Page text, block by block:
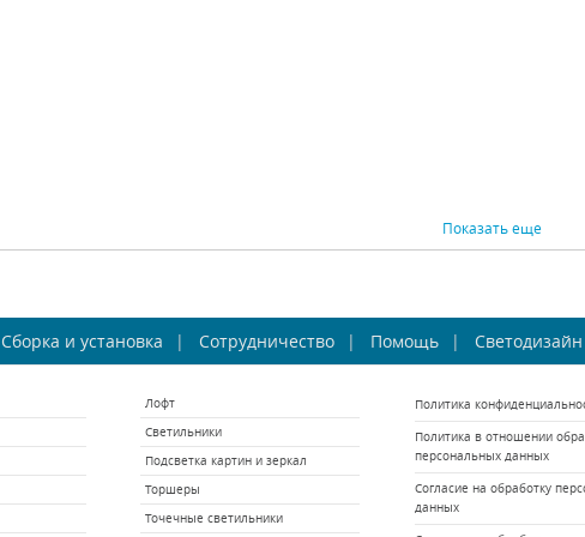
Люстра на штанге
Inodesign Kingdom
Horizontal 40.0427
КУПИТЬ
Подвесная
светодиодная люстра
Inodesign Visio 40.7852
КУПИТЬ
Показать еще
Сборка и установка Сотрудничество Помощь Светодизайн
Лофт
Светильники
Подсветка картин и зеркал
Торшеры
Точечные светильники
Политика
Политика в отношении
персональных данных
Согласие на обработку
данных